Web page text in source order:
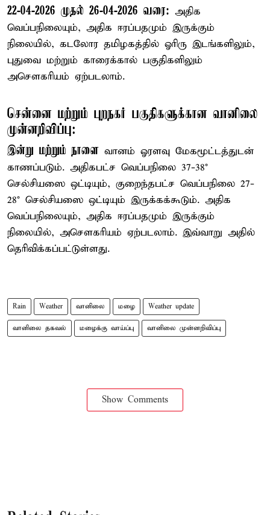
22-04-2026 முதல் 26-04-2026 வரை: அதிக
வெப்பநிலையும், அதிக ஈரப்பதமும் இருக்கும்
நிலையில், கடலோர தமிழகத்தில் ஓரிரு இடங்களிலும்,
புதுவை மற்றும் காரைக்கால் பகுதிகளிலும்
அசௌகரியம் ஏற்படலாம்.
சென்னை மற்றும் புறநகர் பகுதிகளுக்கான வானிலை
முன்னறிவிப்பு:
இன்று மற்றும் நாளை வானம் ஓரளவு மேகமூட்டத்துடன்
காணப்படும். அதிகபட்ச வெப்பநிலை 37-38°
செல்சியஸை ஒட்டியும், குறைந்தபட்ச வெப்பநிலை 27-
28° செல்சியஸை ஒட்டியும் இருக்கக்கூடும். அதிக
வெப்பநிலையும், அதிக ஈரப்பதமும் இருக்கும்
நிலையில், அசௌகரியம் ஏற்படலாம். இவ்வாறு அதில்
தெரிவிக்கப்பட்டுள்ளது.
Rain Weather வானிலை மழை Weather update
வானிலை தகவல் மழைக்கு வாய்ப்பு வானிலை முன்னறிவிப்பு
Show Comments